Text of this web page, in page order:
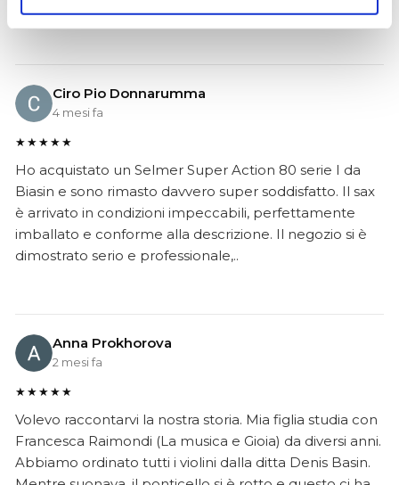
Ciro Pio Donnarumma
4 mesi fa
★★★★★
Ho acquistato un Selmer Super Action 80 serie I da
Biasin e sono rimasto davvero super soddisfatto. Il sax
è arrivato in condizioni impeccabili, perfettamente
imballato e conforme alla descrizione. Il negozio si è
dimostrato serio e professionale,..
Anna Prokhorova
2 mesi fa
★★★★★
Volevo raccontarvi la nostra storia. Mia figlia studia con
Francesca Raimondi (La musica e Gioia) da diversi anni.
Abbiamo ordinato tutti i violini dalla ditta Denis Basin.